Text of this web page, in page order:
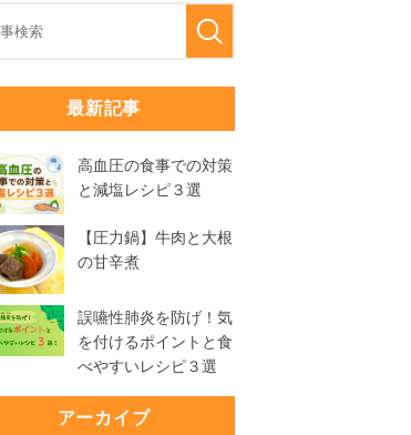
最新記事
高血圧の食事での対策
と減塩レシピ３選
【圧力鍋】牛肉と大根
の甘辛煮
誤嚥性肺炎を防げ！気
を付けるポイントと食
べやすいレシピ３選
アーカイブ